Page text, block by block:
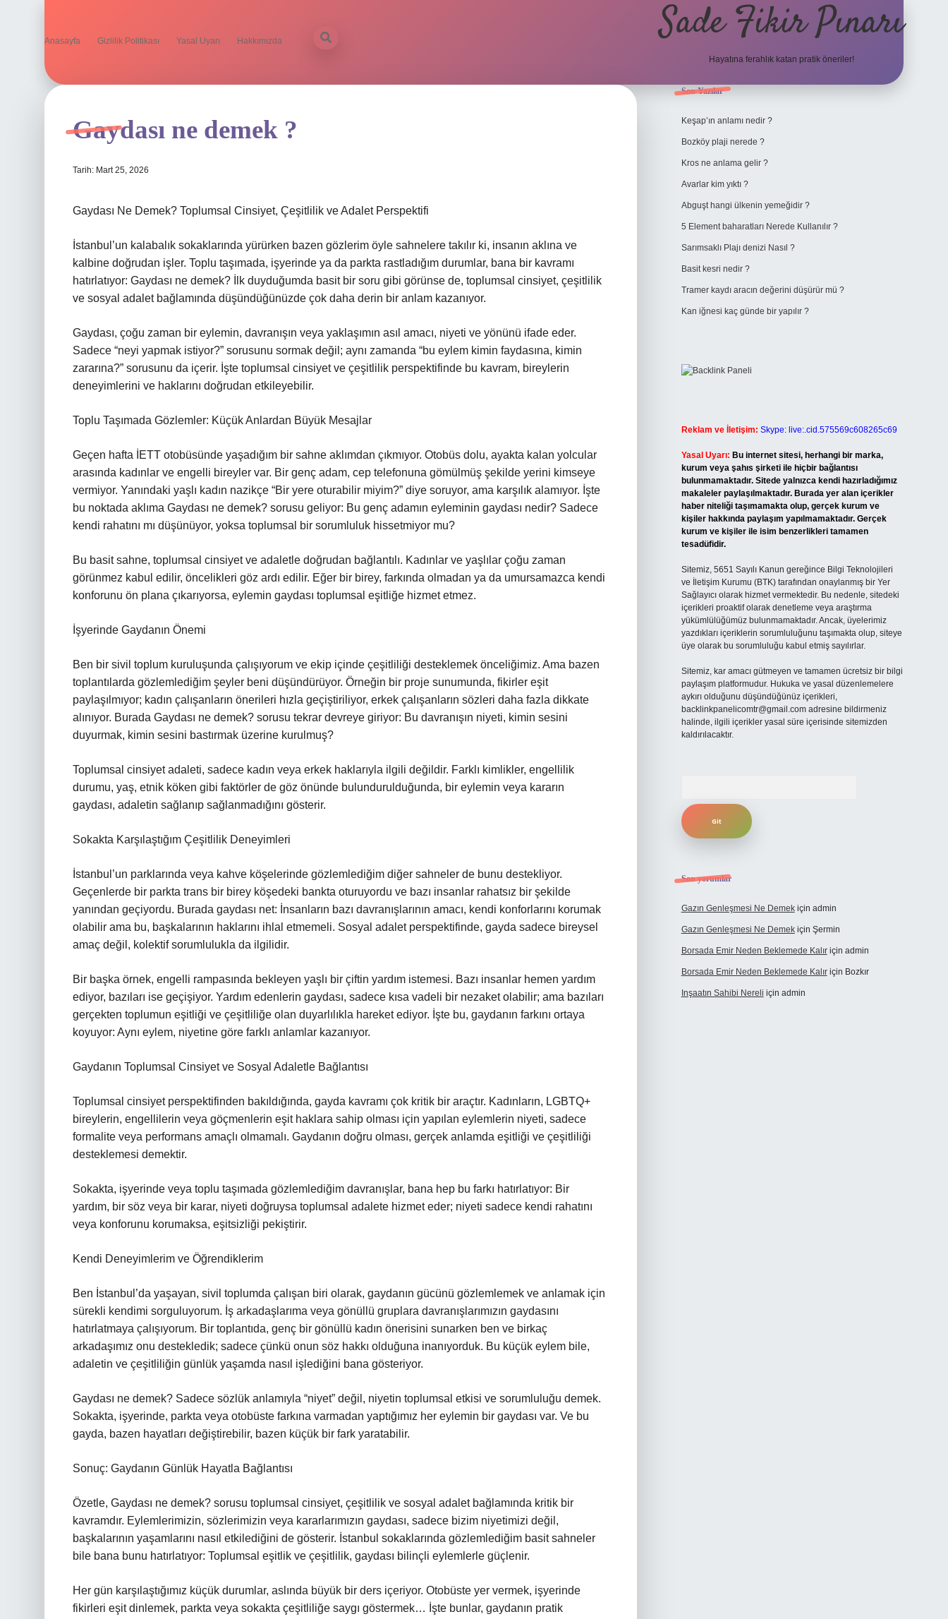
Anasayfa Gizlilik Politikası Yasal Uyarı Hakkımızda Sade Fikir Pınarı
Hayatına ferahlık katan pratik öneriler!
Gaydası ne demek ?
Tarih: Mart 25, 2026
Gaydası Ne Demek? Toplumsal Cinsiyet, Çeşitlilik ve Adalet Perspektifi
İstanbul’un kalabalık sokaklarında yürürken bazen gözlerim öyle sahnelere takılır ki, insanın aklına ve
kalbine doğrudan işler. Toplu taşımada, işyerinde ya da parkta rastladığım durumlar, bana bir kavramı
hatırlatıyor: Gaydası ne demek? İlk duyduğumda basit bir soru gibi görünse de, toplumsal cinsiyet, çeşitlilik
ve sosyal adalet bağlamında düşündüğünüzde çok daha derin bir anlam kazanıyor.
Gaydası, çoğu zaman bir eylemin, davranışın veya yaklaşımın asıl amacı, niyeti ve yönünü ifade eder.
Sadece “neyi yapmak istiyor?” sorusunu sormak değil; aynı zamanda “bu eylem kimin faydasına, kimin
zararına?” sorusunu da içerir. İşte toplumsal cinsiyet ve çeşitlilik perspektifinde bu kavram, bireylerin
deneyimlerini ve haklarını doğrudan etkileyebilir.
Toplu Taşımada Gözlemler: Küçük Anlardan Büyük Mesajlar
Geçen hafta İETT otobüsünde yaşadığım bir sahne aklımdan çıkmıyor. Otobüs dolu, ayakta kalan yolcular
arasında kadınlar ve engelli bireyler var. Bir genç adam, cep telefonuna gömülmüş şekilde yerini kimseye
vermiyor. Yanındaki yaşlı kadın nazikçe “Bir yere oturabilir miyim?” diye soruyor, ama karşılık alamıyor. İşte
bu noktada aklıma Gaydası ne demek? sorusu geliyor: Bu genç adamın eyleminin gaydası nedir? Sadece
kendi rahatını mı düşünüyor, yoksa toplumsal bir sorumluluk hissetmiyor mu?
Bu basit sahne, toplumsal cinsiyet ve adaletle doğrudan bağlantılı. Kadınlar ve yaşlılar çoğu zaman
görünmez kabul edilir, öncelikleri göz ardı edilir. Eğer bir birey, farkında olmadan ya da umursamazca kendi
konforunu ön plana çıkarıyorsa, eylemin gaydası toplumsal eşitliğe hizmet etmez.
İşyerinde Gaydanın Önemi
Ben bir sivil toplum kuruluşunda çalışıyorum ve ekip içinde çeşitliliği desteklemek önceliğimiz. Ama bazen
toplantılarda gözlemlediğim şeyler beni düşündürüyor. Örneğin bir proje sunumunda, fikirler eşit
paylaşılmıyor; kadın çalışanların önerileri hızla geçiştiriliyor, erkek çalışanların sözleri daha fazla dikkate
alınıyor. Burada Gaydası ne demek? sorusu tekrar devreye giriyor: Bu davranışın niyeti, kimin sesini
duyurmak, kimin sesini bastırmak üzerine kurulmuş?
Toplumsal cinsiyet adaleti, sadece kadın veya erkek haklarıyla ilgili değildir. Farklı kimlikler, engellilik
durumu, yaş, etnik köken gibi faktörler de göz önünde bulundurulduğunda, bir eylemin veya kararın
gaydası, adaletin sağlanıp sağlanmadığını gösterir.
Sokakta Karşılaştığım Çeşitlilik Deneyimleri
İstanbul’un parklarında veya kahve köşelerinde gözlemlediğim diğer sahneler de bunu destekliyor.
Geçenlerde bir parkta trans bir birey köşedeki bankta oturuyordu ve bazı insanlar rahatsız bir şekilde
yanından geçiyordu. Burada gaydası net: İnsanların bazı davranışlarının amacı, kendi konforlarını korumak
olabilir ama bu, başkalarının haklarını ihlal etmemeli. Sosyal adalet perspektifinde, gayda sadece bireysel
amaç değil, kolektif sorumlulukla da ilgilidir.
Bir başka örnek, engelli rampasında bekleyen yaşlı bir çiftin yardım istemesi. Bazı insanlar hemen yardım
ediyor, bazıları ise geçişiyor. Yardım edenlerin gaydası, sadece kısa vadeli bir nezaket olabilir; ama bazıları
gerçekten toplumun eşitliği ve çeşitliliğe olan duyarlılıkla hareket ediyor. İşte bu, gaydanın farkını ortaya
koyuyor: Aynı eylem, niyetine göre farklı anlamlar kazanıyor.
Gaydanın Toplumsal Cinsiyet ve Sosyal Adaletle Bağlantısı
Toplumsal cinsiyet perspektifinden bakıldığında, gayda kavramı çok kritik bir araçtır. Kadınların, LGBTQ+
bireylerin, engellilerin veya göçmenlerin eşit haklara sahip olması için yapılan eylemlerin niyeti, sadece
formalite veya performans amaçlı olmamalı. Gaydanın doğru olması, gerçek anlamda eşitliği ve çeşitliliği
desteklemesi demektir.
Sokakta, işyerinde veya toplu taşımada gözlemlediğim davranışlar, bana hep bu farkı hatırlatıyor: Bir
yardım, bir söz veya bir karar, niyeti doğruysa toplumsal adalete hizmet eder; niyeti sadece kendi rahatını
veya konforunu korumaksa, eşitsizliği pekiştirir.
Kendi Deneyimlerim ve Öğrendiklerim
Ben İstanbul’da yaşayan, sivil toplumda çalışan biri olarak, gaydanın gücünü gözlemlemek ve anlamak için
sürekli kendimi sorguluyorum. İş arkadaşlarıma veya gönüllü gruplara davranışlarımızın gaydasını
hatırlatmaya çalışıyorum. Bir toplantıda, genç bir gönüllü kadın önerisini sunarken ben ve birkaç
arkadaşımız onu destekledik; sadece çünkü onun söz hakkı olduğuna inanıyorduk. Bu küçük eylem bile,
adaletin ve çeşitliliğin günlük yaşamda nasıl işlediğini bana gösteriyor.
Gaydası ne demek? Sadece sözlük anlamıyla “niyet” değil, niyetin toplumsal etkisi ve sorumluluğu demek.
Sokakta, işyerinde, parkta veya otobüste farkına varmadan yaptığımız her eylemin bir gaydası var. Ve bu
gayda, bazen hayatları değiştirebilir, bazen küçük bir fark yaratabilir.
Sonuç: Gaydanın Günlük Hayatla Bağlantısı
Özetle, Gaydası ne demek? sorusu toplumsal cinsiyet, çeşitlilik ve sosyal adalet bağlamında kritik bir
kavramdır. Eylemlerimizin, sözlerimizin veya kararlarımızın gaydası, sadece bizim niyetimizi değil,
başkalarının yaşamlarını nasıl etkilediğini de gösterir. İstanbul sokaklarında gözlemlediğim basit sahneler
bile bana bunu hatırlatıyor: Toplumsal eşitlik ve çeşitlilik, gaydası bilinçli eylemlerle güçlenir.
Her gün karşılaştığımız küçük durumlar, aslında büyük bir ders içeriyor. Otobüste yer vermek, işyerinde
fikirleri eşit dinlemek, parkta veya sokakta çeşitliliğe saygı göstermek… İşte bunlar, gaydanın pratik
Sidebar
Son Yazılar
Keşap’ın anlamı nedir ?
Bozköy plaji nerede ?
Kros ne anlama gelir ?
Avarlar kim yıktı ?
Abguşt hangi ülkenin yemeğidir ?
5 Element baharatları Nerede Kullanılır ?
Sarımsaklı Plajı denizi Nasıl ?
Basit kesri nedir ?
Tramer kaydı aracın değerini düşürür mü ?
Kan iğnesi kaç günde bir yapılır ?
Reklam ve İletişim: Skype: live:.cid.575569c608265c69
Yasal Uyarı: Bu internet sitesi, herhangi bir marka,
kurum veya şahıs şirketi ile hiçbir bağlantısı
bulunmamaktadır. Sitede yalnızca kendi hazırladığımız
makaleler paylaşılmaktadır. Burada yer alan içerikler
haber niteliği taşımamakta olup, gerçek kurum ve
kişiler hakkında paylaşım yapılmamaktadır. Gerçek
kurum ve kişiler ile isim benzerlikleri tamamen
tesadüfidir.
Sitemiz, 5651 Sayılı Kanun gereğince Bilgi Teknolojileri
ve İletişim Kurumu (BTK) tarafından onaylanmış bir Yer
Sağlayıcı olarak hizmet vermektedir. Bu nedenle, sitedeki
içerikleri proaktif olarak denetleme veya araştırma
yükümlülüğümüz bulunmamaktadır. Ancak, üyelerimiz
yazdıkları içeriklerin sorumluluğunu taşımakta olup, siteye
üye olarak bu sorumluluğu kabul etmiş sayılırlar.
Sitemiz, kar amacı gütmeyen ve tamamen ücretsiz bir bilgi
paylaşım platformudur. Hukuka ve yasal düzenlemelere
aykırı olduğunu düşündüğünüz içerikleri,
backlinkpanelicomtr@gmail.comadresine bildirmeniz
halinde, ilgili içerikler yasal süre içerisinde sitemizden
kaldırılacaktır.
Son yorumlar
Gazın Genleşmesi Ne Demekiçin admin
Gazın Genleşmesi Ne Demekiçin Şermin
Borsada Emir Neden Beklemede Kalıriçin admin
Borsada Emir Neden Beklemede Kalıriçin Bozkır
Inşaatın Sahibi Nereli için admin